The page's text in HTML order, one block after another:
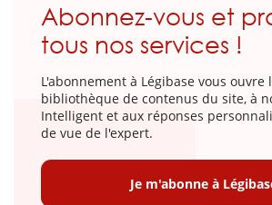
Abonnez-vous et
tous nos services !
L'abonnement à Légibase vous ouvre
bibliothèque de contenus du site, à
Intelligent et aux réponses
de vue de l'expert.
Je m'abonne à